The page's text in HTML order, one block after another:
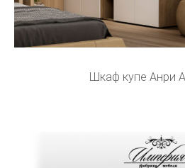
Шкаф купе Анри